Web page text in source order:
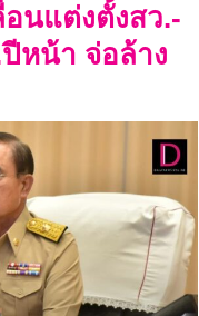
อนแต่งตั้งสว.-
หน้า จ่อล้าง